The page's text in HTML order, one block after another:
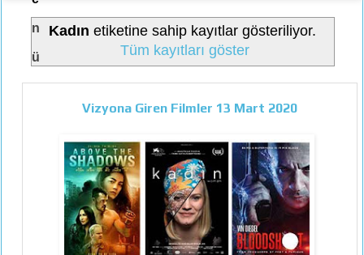
n
ü
Kadın etiketine sahip kayıtlar gösteriliyor.
Tüm kayıtları göster
Vizyona Giren Filmler 13 Mart 2020